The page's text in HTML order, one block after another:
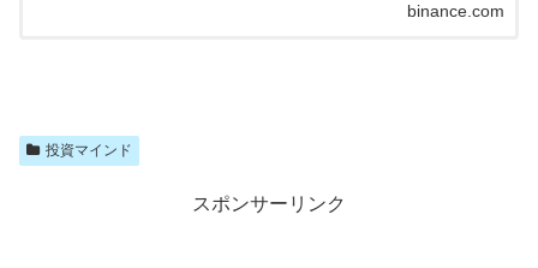
binance.com
投資マインド
スポンサーリンク